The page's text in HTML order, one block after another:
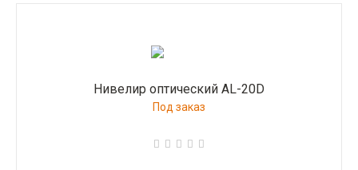
Нивелир оптический AL-20D
Под заказ